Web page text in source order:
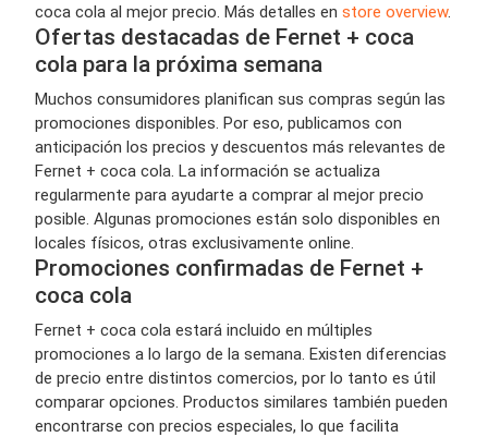
coca cola al mejor precio. Más detalles en store overview.
Ofertas destacadas de Fernet + coca
cola para la próxima semana
Muchos consumidores planifican sus compras según las
promociones disponibles. Por eso, publicamos con
anticipación los precios y descuentos más relevantes de
Fernet + coca cola. La información se actualiza
regularmente para ayudarte a comprar al mejor precio
posible. Algunas promociones están solo disponibles en
locales físicos, otras exclusivamente online.
Promociones confirmadas de Fernet +
coca cola
Fernet + coca cola estará incluido en múltiples
promociones a lo largo de la semana. Existen diferencias
de precio entre distintos comercios, por lo tanto es útil
comparar opciones. Productos similares también pueden
encontrarse con precios especiales, lo que facilita